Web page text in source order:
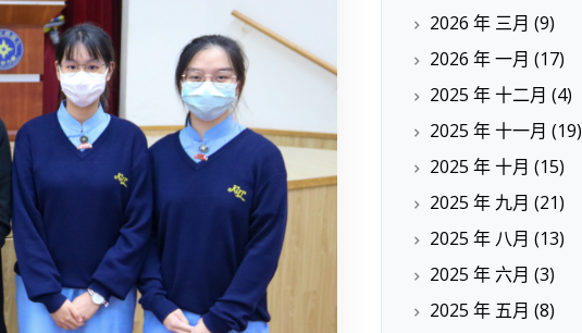
2026 年 三月 (9)
2026 年 一月 (17)
2025 年 十二月 (4)
2025 年 十一月 (19)
2025 年 十月 (15)
2025 年 九月 (21)
2025 年 八月 (13)
2025 年 六月 (3)
2025 年 五月 (8)